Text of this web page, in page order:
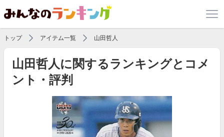
トップ アイテム一覧 山田哲人
山田哲人に関するランキングとコメ
ント・評判